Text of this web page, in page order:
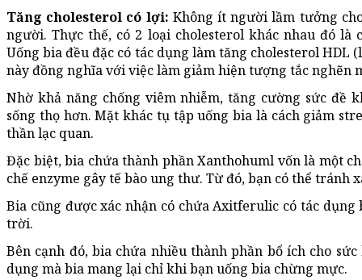
Tăng cholesterol có lợi: Không ít người lầm tưởng
người. Thực thế, có 2 loại cholesterol khác nhau đó là
Uống bia đều đặc có tác dụng làm tăng cholesterol HDL
này đồng nghĩa với việc làm giảm hiện tượng tắc nghẽn
Nhờ khả năng chống viêm nhiễm, tăng cường sức đề
sống thọ hơn. Mặt khác tụ tập uống bia là cách giảm
thần lạc quan.
Đặc biệt, bia chứa thành phần Xanthohuml vốn là một
chế enzyme gây tế bào ung thư. Từ đó, bạn có thể tránh
Bia cũng được xác nhận có chứa Axitferulic có tác
trời.
Bên cạnh đó, bia chứa nhiều thành phần bổ ích cho
dụng mà bia mang lại chỉ khi bạn uống bia chừng mực.